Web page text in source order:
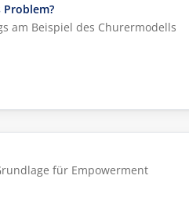
am Beispiel des Churermodells
für Empowerment